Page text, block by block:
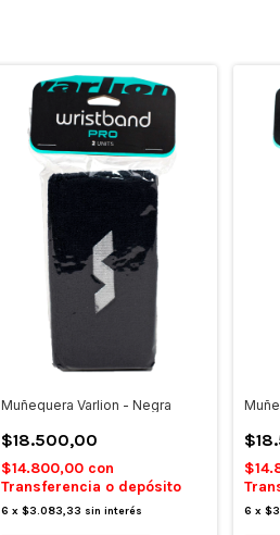
Muñequera Varlion - Negra
$18.500,00
$14.800,00 con
Transferencia o depósito
6 x$3.083,33 sin interés 6 x